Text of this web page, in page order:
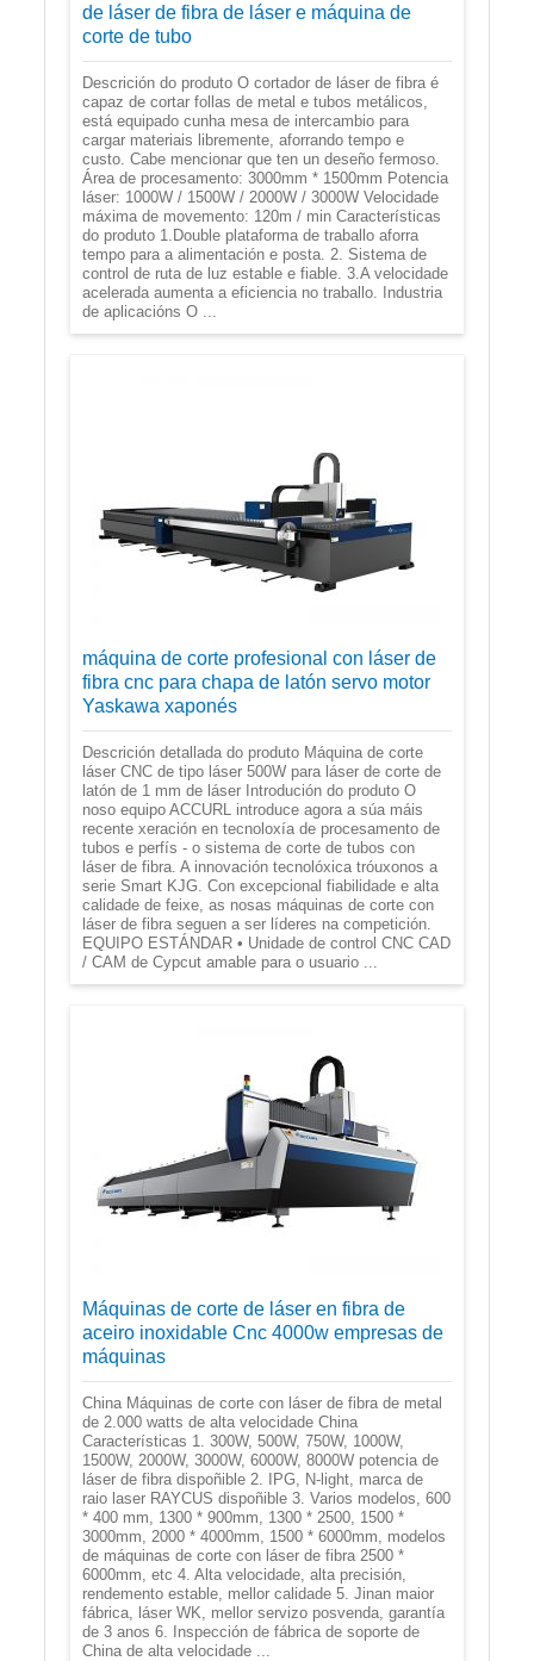
de láser de fibra de láser e máquina de
corte de tubo
Descrición do produto O cortador de láser de fibra é
capaz de cortar follas de metal e tubos metálicos,
está equipado cunha mesa de intercambio para
cargar materiais libremente, aforrando tempo e
custo. Cabe mencionar que ten un deseño fermoso.
Área de procesamento: 3000mm * 1500mm Potencia
láser: 1000W / 1500W / 2000W / 3000W Velocidade
máxima de movemento: 120m / min Características
do produto 1.Double plataforma de traballo aforra
tempo para a alimentación e posta. 2. Sistema de
control de ruta de luz estable e fiable. 3.A velocidade
acelerada aumenta a eficiencia no traballo. Industria
de aplicacións O ...
máquina de corte profesional con láser de
fibra cnc para chapa de latón servo motor
Yaskawa xaponés
Descrición detallada do produto Máquina de corte
láser CNC de tipo láser 500W para láser de corte de
latón de 1 mm de láser Introdución do produto O
noso equipo ACCURL introduce agora a súa máis
recente xeración en tecnoloxía de procesamento de
tubos e perfís - o sistema de corte de tubos con
láser de fibra. A innovación tecnolóxica tróuxonos a
serie Smart KJG. Con excepcional fiabilidade e alta
calidade de feixe, as nosas máquinas de corte con
láser de fibra seguen a ser líderes na competición.
EQUIPO ESTÁNDAR • Unidade de control CNC CAD
/ CAM de Cypcut amable para o usuario ...
Máquinas de corte de láser en fibra de
aceiro inoxidable Cnc 4000w empresas de
máquinas
China Máquinas de corte con láser de fibra de metal
de 2.000 watts de alta velocidade China
Características 1. 300W, 500W, 750W, 1000W,
1500W, 2000W, 3000W, 6000W, 8000W potencia de
láser de fibra dispoñible 2. IPG, N-light, marca de
raio laser RAYCUS dispoñible 3. Varios modelos, 600
* 400 mm, 1300 * 900mm, 1300 * 2500, 1500 *
3000mm, 2000 * 4000mm, 1500 * 6000mm, modelos
de máquinas de corte con láser de fibra 2500 *
6000mm, etc 4. Alta velocidade, alta precisión,
rendemento estable, mellor calidade 5. Jinan maior
fábrica, láser WK, mellor servizo posvenda, garantía
de 3 anos 6. Inspección de fábrica de soporte de
China de alta velocidade ...